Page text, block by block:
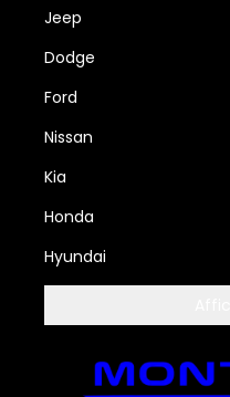
Jeep
Dodge
Ford
Nissan
Kia
Honda
Hyundai